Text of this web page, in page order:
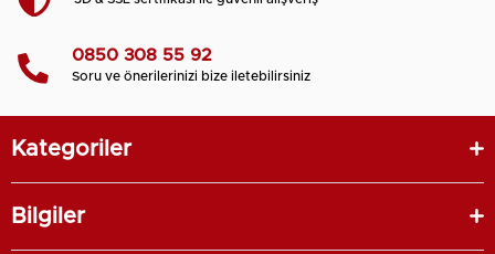
0850 308 55 92
Soru ve önerilerinizi bize iletebilirsiniz
Kategoriler
Bilgiler